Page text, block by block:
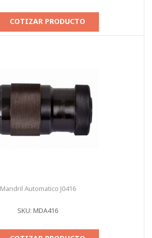
COTIZAR PRODUCTO
Mandril Automatico J0416
SKU: MDA416